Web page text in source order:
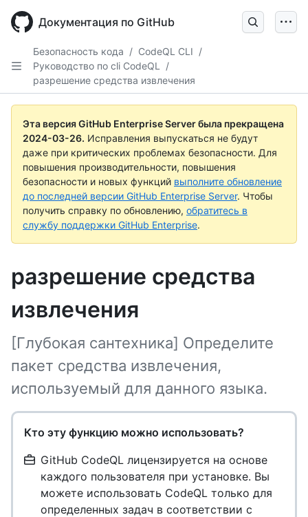
main
Документация по GitHub
Безопасность кода / CodeQL CLI /
Руководство по cli CodeQL
/
разрешение средства извлечения
Эта версия GitHub Enterprise Server была прекращена
2024-03-26. Исправления выпускаться не будут
даже при критических проблемах безопасности. Для
повышения производительности, повышения
безопасности и новых функций выполните обновление
до последней версии GitHub Enterprise Server. Чтобы
получить справку по обновлению, обратитесь в
службу поддержки GitHub Enterprise.
разрешение средства
извлечения
[Глубокая сантехника] Определите
пакет средства извлечения,
используемый для данного языка.
Кто эту функцию можно использовать?
GitHub CodeQL лицензируется на основе
каждого пользователя при установке. Вы
можете использовать CodeQL только для
определенных задач в соответствии с